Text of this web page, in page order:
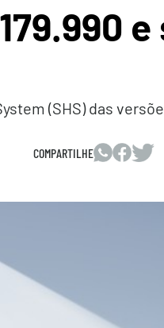
e
(SHS) das
COMPARTILHE